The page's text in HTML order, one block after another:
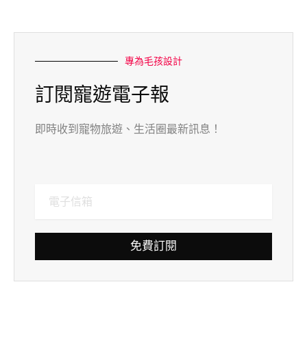
專為毛孩設計
訂閱寵遊電子報
即時收到寵物旅遊、生活圈最新訊息！
免費訂閱